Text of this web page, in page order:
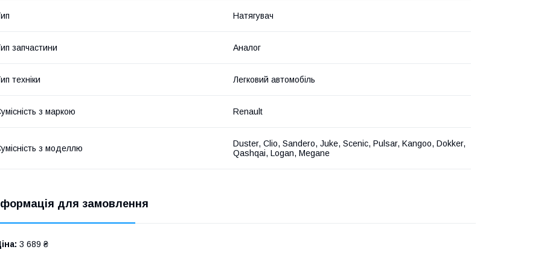
Натягувач
запчастини Аналог
техніки Легковий автомобіль
з маркою Renault
з моделлю
Duster, Clio, Sandero, Juke, Scenic, Pulsar, Kangoo, Dokker,
Qashqai, Logan, Megane
для замовлення
3 689 ₴